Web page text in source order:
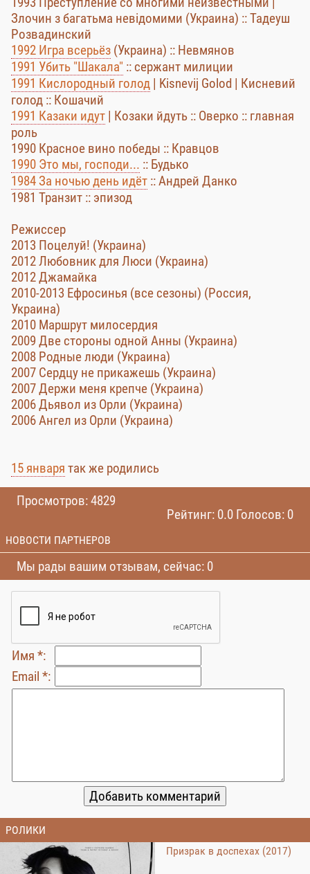
Злочин з багатьма невідомими (Украина) :: Тадеуш
Розвадинский
1992 Игра всерьёз (Украина) :: Невмянов
1991 Убить "Шакала" :: сержант милиции
1991 Кислородный голод | Kisnevij Golod | Кисневий
голод :: Кошачий
1991 Казаки идут | Козаки йдуть :: Оверко :: главная
роль
1990 Красное вино победы :: Кравцов
1990 Это мы, господи... :: Будько
1984 За ночью день идёт :: Андрей Данко
1981 Транзит :: эпизод
Режиссер
2013 Поцелуй! (Украина)
2012 Любовник для Люси (Украина)
2012 Джамайка
2010-2013 Ефросинья (все сезоны) (Россия,
Украина)
2010 Маршрут милосердия
2009 Две стороны одной Анны (Украина)
2008 Родные люди (Украина)
2007 Сердцу не прикажешь (Украина)
2007 Держи меня крепче (Украина)
2006 Дьявол из Орли (Украина)
2006 Ангел из Орли (Украина)
15 января так же родились
Просмотров: 4829
Рейтинг: 0.0 Голосов: 0
НОВОСТИ ПАРТНЕРОВ
Мы рады вашим отзывам, сейчас: 0
Имя *:
Email *:
РОЛИКИ
Призрак в доспехах (2017)